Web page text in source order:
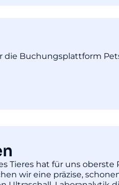
die Buchungsplattform
Tieres hat für uns
wir eine präzise,